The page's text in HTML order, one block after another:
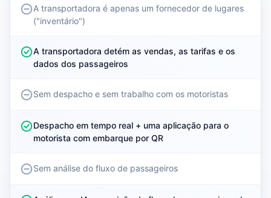
A transportadora é apenas um fornecedor de lugares
("inventário")
A transportadora detém as vendas, as tarifas e os
dados dos passageiros
Sem despacho e sem trabalho com os motoristas
Despacho em tempo real + uma aplicação para o
motorista com embarque por QR
Sem análise do fluxo de passageiros